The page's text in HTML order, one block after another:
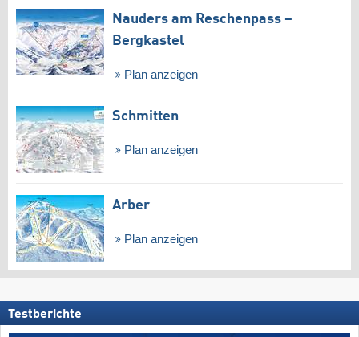
Nauders am Reschenpass –
Bergkastel
Plan anzeigen
Schmitten
Plan anzeigen
Arber
Plan anzeigen
Testberichte